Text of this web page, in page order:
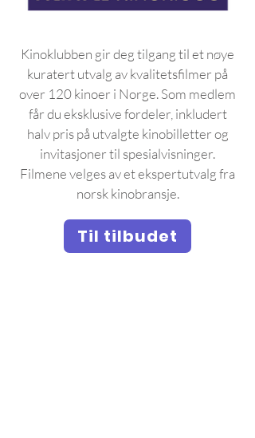
Kinoklubben gir deg tilgang til et nøye
kuratert utvalg av kvalitetsfilmer på
over 120 kinoer i Norge. Som medlem
får du eksklusive fordeler, inkludert
halv pris på utvalgte kinobilletter og
invitasjoner til spesialvisninger.
Filmene velges av et ekspertutvalg fra
norsk kinobransje.
Til tilbudet